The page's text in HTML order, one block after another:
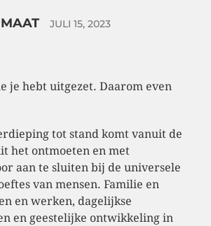
JULI 15, 2023
je hebt uitgezet. Daarom even
tot stand komt vanuit de
het ontmoeten en met
aan te sluiten bij de universele
van mensen. Familie en
en werken, dagelijkse
en geestelijke ontwikkeling in